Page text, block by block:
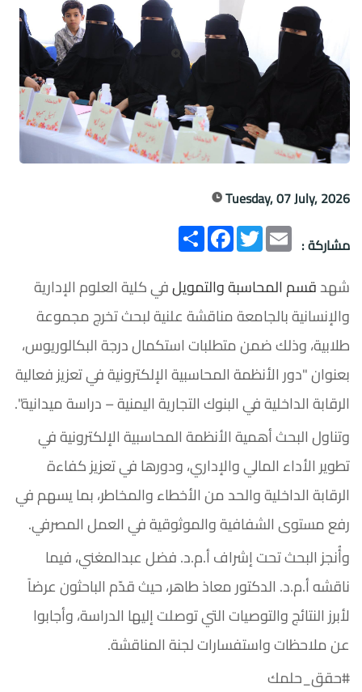
Tuesday, 07 July, 2026
مشاركة :
انشر
FacebookTwitter Email
شهدقسم المحاسبة والتمويلفي كلية العلوم الإدارية
والإنسانية بالجامعة مناقشة علنية لبحث تخرج مجموعة
طلابية، وذلك ضمن متطلبات استكمال درجة البكالوريوس،
بعنوان "دور الأنظمة المحاسبية الإلكترونية في تعزيز فعالية
الرقابة الداخلية في البنوك التجارية اليمنية – دراسة ميدانية".
وتناول البحث أهمية الأنظمة المحاسبية الإلكترونية في
تطوير الأداء المالي والإداري، ودورها في تعزيز كفاءة
الرقابة الداخلية والحد من الأخطاء والمخاطر، بما يسهم في
رفع مستوى الشفافية والموثوقية في العمل المصرفي.
وأُنجز البحث تحت إشراف أ.م.د. فضل عبدالمغني، فيما
ناقشه أ.م.د. الدكتور معاذ طاهر، حيث قدّم الباحثون عرضاً
لأبرز النتائج والتوصيات التي توصلت إليها الدراسة، وأجابوا
عن ملاحظات واستفسارات لجنة المناقشة.
#حقق_حلمك